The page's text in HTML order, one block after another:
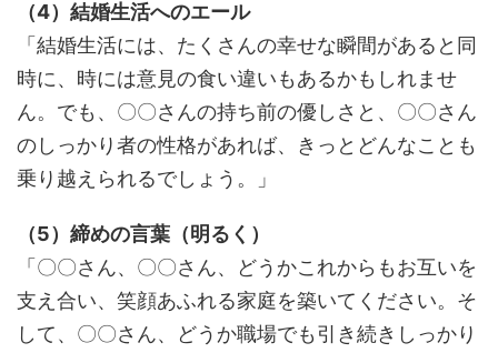
（4）結婚生活へのエール
「結婚生活には、たくさんの幸せな瞬間があると同
時に、時には意見の食い違いもあるかもしれませ
ん。でも、〇〇さんの持ち前の優しさと、〇〇さん
のしっかり者の性格があれば、きっとどんなことも
乗り越えられるでしょう。」
（5）締めの言葉（明るく）
「〇〇さん、〇〇さん、どうかこれからもお互いを
支え合い、笑顔あふれる家庭を築いてください。そ
して、〇〇さん、どうか職場でも引き続きしっかり